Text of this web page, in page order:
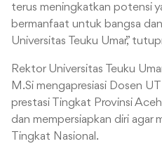
terus meningkatkan potensi
bermanfaat untuk bangsa
Universitas Teuku Umar,”
Rektor Universitas Teuku
M.Si mengapresiasi Dosen
prestasi Tingkat Provinsi
dan mempersiapkan diri agar
Tingkat Nasional.